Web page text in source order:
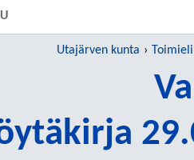
Utajärven kunta